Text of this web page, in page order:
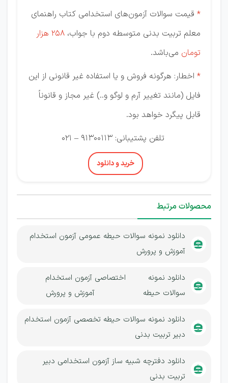
* قیمت سوالات آزمون‌‌های استخدامی کتاب راهنمای
معلم تربیت بدنی متوسطه دوم با جواب،
258 هزار
تومان می‌باشد.
* اخطار: هرگونه فروش و یا استفاده غیر قانونی از این
فایل (مانند تغییر آرم و لوگو و..) غیر مجاز و قانوناً
قابل پیگرد خواهد بود.
تلفن پشتیبانی: 91300113 – 021
خرید و دانلود
محصولات مرتبط
دانلود نمونه سوالات حیطه عمومی آزمون استخدام
آموزش و پرورش
دانلود نمونه
سوالات حیطه
اختصاصی آزمون استخدام
آموزش و پرورش
دانلود نمونه سوالات حیطه تخصصی آزمون استخدام
دبیر تربیت بدنی
دانلود دفترچه شبیه ساز آزمون استخدامی دبیر
تربیت بدنی